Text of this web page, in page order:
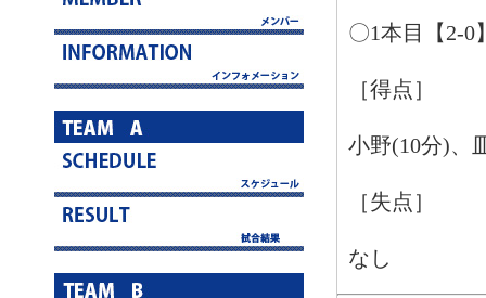
〇1本目【2-0
［得点］
小野(10分)、
［失点］
なし